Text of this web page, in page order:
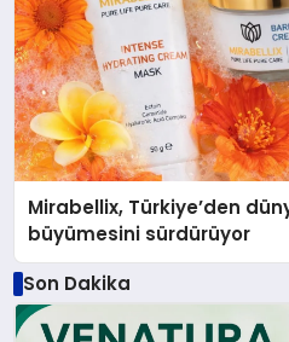
Mirabellix, Türkiye’den
büyümesini sürdürüyor
Son Dakika